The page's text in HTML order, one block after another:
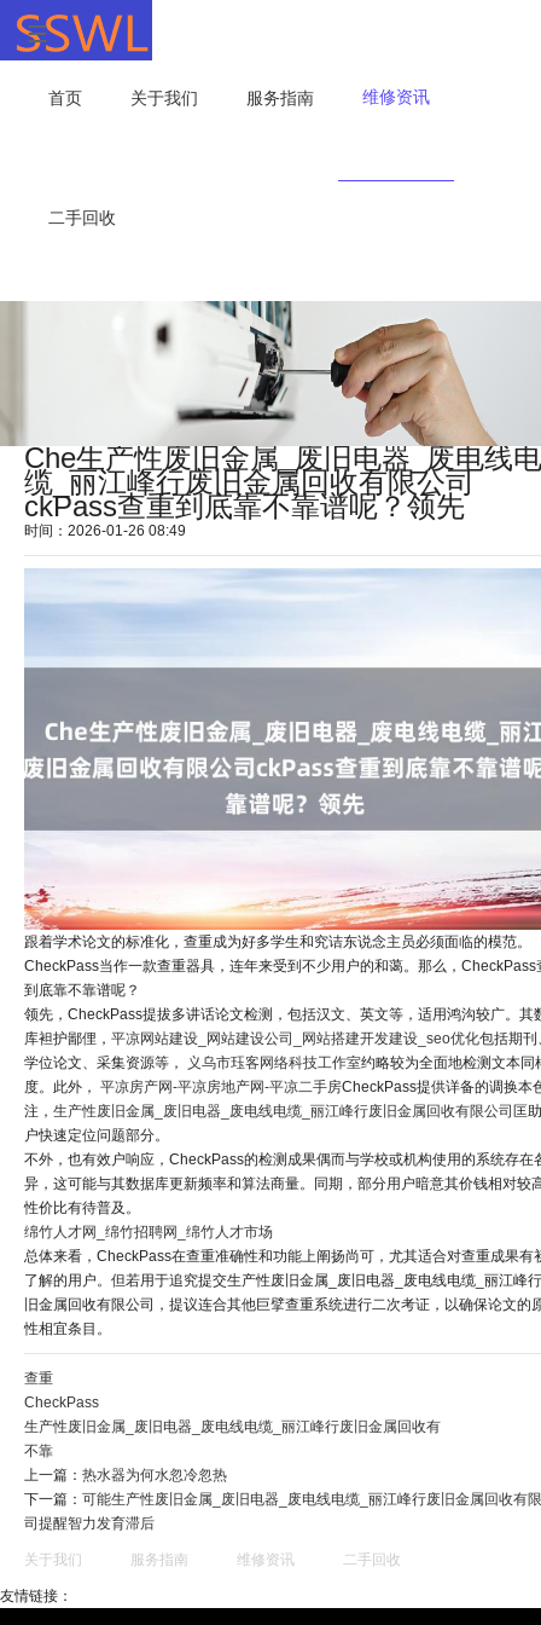
首页 关于我们 服务指南 维修资讯
二手回收
Che生产性废旧金属_废旧电器_废电线电
缆_丽江峰行废旧金属回收有限公司
ckPass查重到底靠不靠谱呢？领先
时间：2026-01-26 08:49
跟着学术论文的标准化，查重成为好多学生和究诘东说念主员必须面临的模范。
CheckPass当作一款查重器具，连年来受到不少用户的和蔼。那么，CheckPass
到底靠不靠谱呢？
领先，CheckPass提拔多讲话论文检测，包括汉文、英文等，适用鸿沟较广。其
库袒护鄙俚， 平凉网站建设_网站建设公司_网站搭建开发建设_seo优化包括期刊
学位论文、采集资源等，
义乌市珏客网络科技工作室约略较为全面地检测文本同
度。此外， 平凉房产网-平凉房地产网-平凉二手房CheckPass提供详备的调换本
注， 生产性废旧金属_废旧电器_废电线电缆_丽江峰行废旧金属回收有限公司匡
户快速定位问题部分。
不外，也有效户响应，CheckPass的检测成果偶而与学校或机构使用的系统存在
异，这可能与其数据库更新频率和算法商量。同期，部分用户暗意其价钱相对较
性价比有待普及。
绵竹人才网_绵竹招聘网_绵竹人才市场
总体来看，CheckPass在查重准确性和功能上阐扬尚可，尤其适合对查重成果有
了解的用户。但若用于追究提交生产性废旧金属_废旧电器_废电线电缆_丽江峰
旧金属回收有限公司，提议连合其他巨擘查重系统进行二次考证，以确保论文的
性相宜条目。
查重
CheckPass
生产性废旧金属_废旧电器_废电线电缆_丽江峰行废旧金属回收有
不靠
上一篇： 热水器为何水忽冷忽热
下一篇： 可能生产性废旧金属_废旧电器_废电线电缆_丽江峰行废旧金属回收有
司提醒智力发育滞后
关于我们 服务指南 维修资讯 二手回收
友情链接：